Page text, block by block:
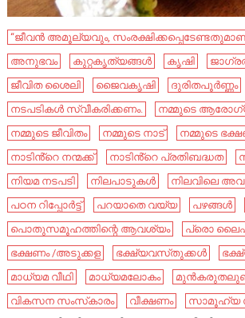
“ജീവന്‍ അമൂല്യവും,
അനുഭവം
കുറ്റകൃത്യങ്ങൾ കൃഷി
ജീവിത ശൈലി
ജൈവകൃഷി ദുരിതപൂർണ്ണം
നടപടികൾ സ്വീകരിക്കണം.
നമ്മുടെ
നമ്മുടെ ജീവിതം
നമ്മുടെ നാട്‌
നമ്മുടെ
നാടിൻ്റെ നന്മക്ക്
നാടിൻ്റെ പ്രതിബദ്ധത
നിയമ നടപടി
നിലപാടുകൾ
നിലവിലെ
പഠന റിപ്പോര്‍ട്ട്
പറയാതെ വയ്യ പഴങ്ങൾ
പൊതുസമൂഹത്തിന്റെ ആവശ്യം
പ്രൊ
ഭക്ഷണം /അടുക്കള
ഭക്ഷ്യവസ്‌തുക്കൾ
മാധ്യമ വീഥി
മാധ്യമലോകം
വികസന സംസ്‌കാരം
വീക്ഷണം സാമൂഹ്യ